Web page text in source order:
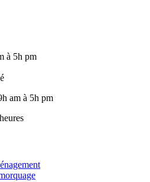
à 5h pm
am à 5h pm